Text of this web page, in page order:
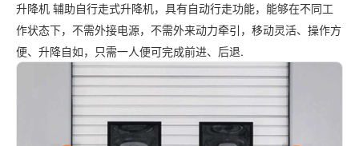
升降机 辅助自行走式升降机，具有自动行走功能，能够在不同工
作状态下，不需外接电源，不需外来动力牵引，移动灵活、操作方
便、升降自如，只需一人便可完成前进、后退.